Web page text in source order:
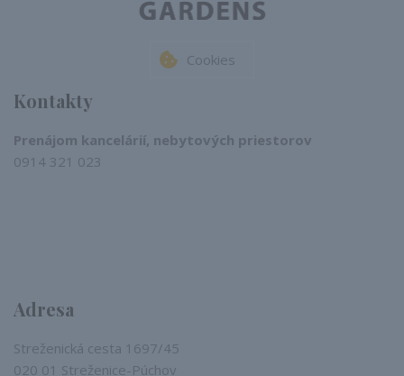
Cookies
Kontakty
Prenájom kancelárií, nebytových priestorov
0914 321 023​
Adresa
Streženická cesta 1697/45
020 01 Streženice-Púchov